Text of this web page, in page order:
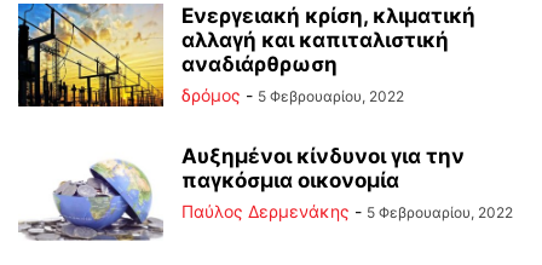
Ενεργειακή κρίση, κλιματική
αλλαγή και καπιταλιστική
αναδιάρθρωση
δρόμος - 5 Φεβρουαρίου, 2022
Αυξημένοι κίνδυνοι για την
παγκόσμια οικονομία
Παύλος Δερμενάκης - 5 Φεβρουαρίου, 2022